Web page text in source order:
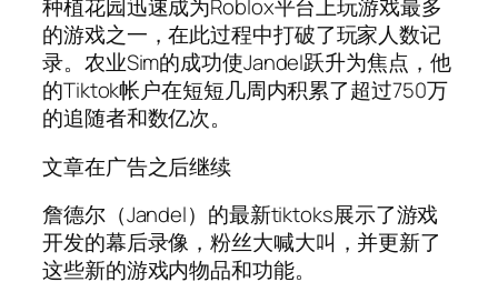
种植花园迅速成为Roblox平台上玩游戏最多
的游戏之一，在此过程中打破了玩家人数记
录。农业Sim的成功使Jandel跃升为焦点，他
的Tiktok帐户在短短几周内积累了超过750万
的追随者和数亿次。
文章在广告之后继续
詹德尔（Jandel）的最新tiktoks展示了游戏
开发的幕后录像，粉丝大喊大叫，并更新了
这些新的游戏内物品和功能。